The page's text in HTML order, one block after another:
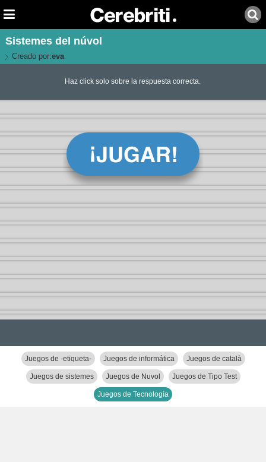
Sistemes del núvol
Creado por:eva
Haz click solo sobre la respuesta correcta.
Juegos de -etiqueta- Juegos de informática Juegos de català
Juegos de sistemes Juegos de Nuvol Juegos de Tipo Test
Juegos de Tecnología